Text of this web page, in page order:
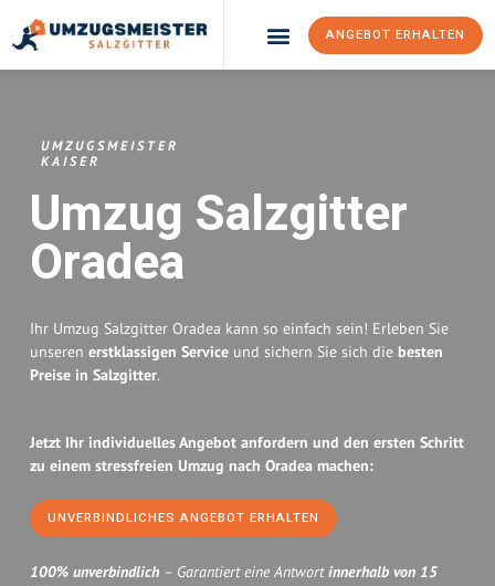
ANGEBOT ERHALTEN
UMZUGSMEISTER
KAISER
Umzug Salzgitter
Oradea
Ihr Umzug Salzgitter Oradea kann so einfach sein! Erleben Sie
unseren erstklassigen Service und sichern Sie sich die besten
Preise in Salzgitter.
Jetzt Ihr individuelles Angebot anfordern und den ersten Schritt
zu einem stressfreien Umzug nach Oradea machen:
UNVERBINDLICHES ANGEBOT ERHALTEN
100% unverbindlich – Garantiert eine Antwortinnerhalb von 15